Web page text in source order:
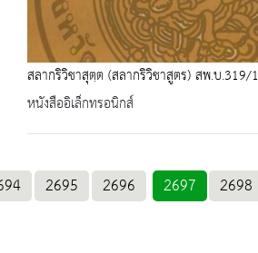
สลากริวิชาสุตฺต (สลากริวิชาสูตร) สพ.บ.319/1
หนังสืออิเล็กทรอนิกส์
2695 2696 2697 2698